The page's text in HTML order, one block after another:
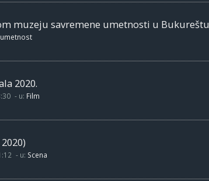
muzeju savremene umetnosti u Bukureštu
2020.
- u: Film
- u: Scena